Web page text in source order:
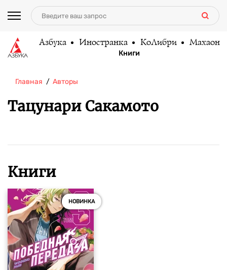
Азбука Иностранка КоЛибри Махаон
Книги
Главная Авторы
Тацунари Сакамото
Книги
НОВИНКА